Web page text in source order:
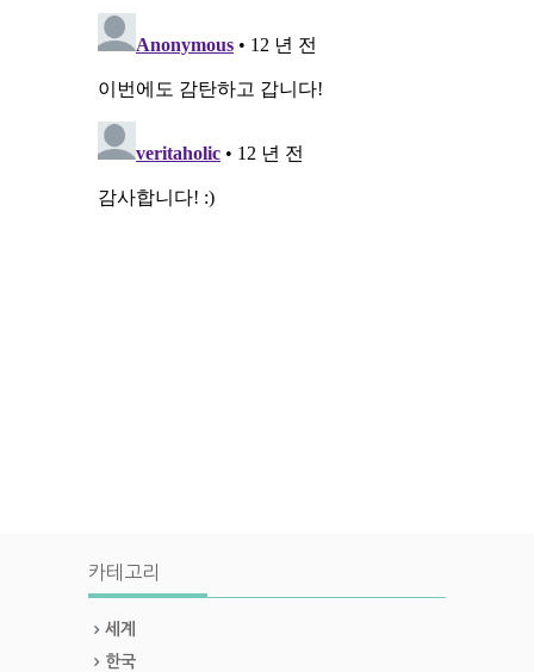
카테고리
세계
한국